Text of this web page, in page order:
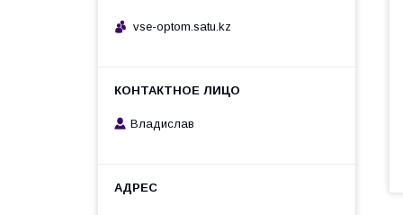
vse-optom.satu.kz
Владислав